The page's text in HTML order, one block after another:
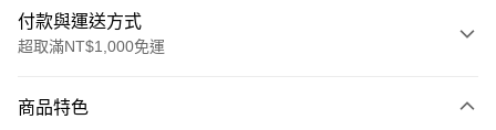
付款與運送方式
超取滿NT$1,000免運
信用卡一次付款
商品特色